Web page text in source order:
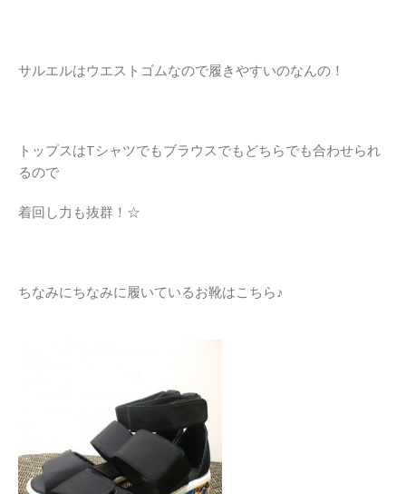
サルエルはウエストゴムなので履きやすいのなんの！
トップスはTシャツでもブラウスでもどちらでも合わせられ
るので
着回し力も抜群！☆
ちなみにちなみに履いているお靴はこちら♪